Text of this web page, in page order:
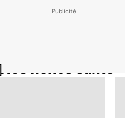
Nos fiches santé